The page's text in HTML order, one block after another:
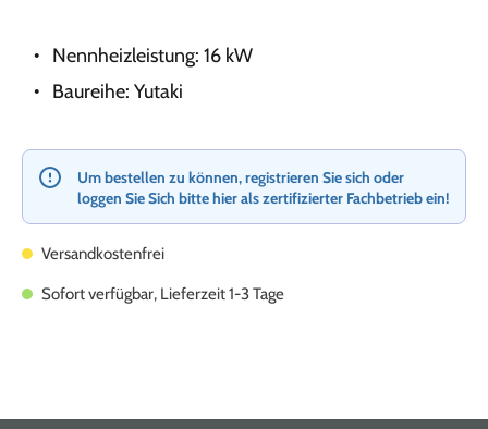
Nennheizleistung: 16 kW
Baureihe: Yutaki
Um bestellen zu können, registrieren Sie sich oder
loggen Sie Sich bitte hier als zertifizierter Fachbetrieb ein!
Versandkostenfrei
Sofort verfügbar, Lieferzeit 1-3 Tage